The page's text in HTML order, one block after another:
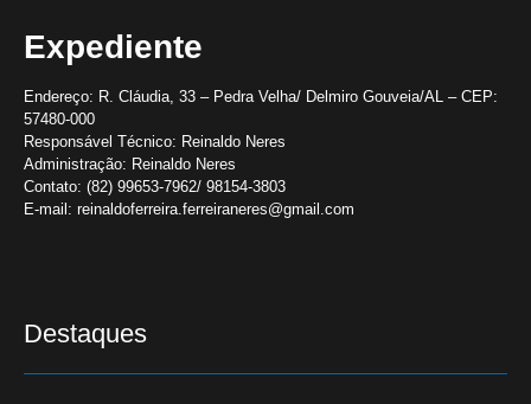
Expediente
Endereço: R. Cláudia, 33 – Pedra Velha/ Delmiro Gouveia/AL – CEP:
57480-000
Responsável Técnico: Reinaldo Neres
Administração: Reinaldo Neres
Contato: (82) 99653-7962/ 98154-3803
E-mail: reinaldoferreira.ferreiraneres@gmail.com
Destaques